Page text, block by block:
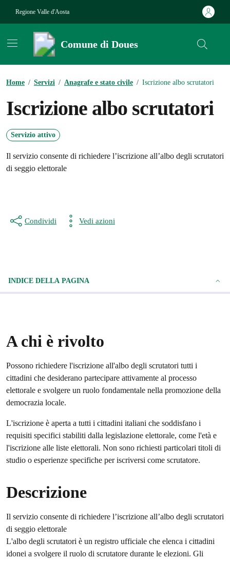
Regione Valle d'Aosta
Comune di Doues
Home / Servizi / Anagrafe e stato civile / Iscrizione albo scrutatori
Iscrizione albo scrutatori
Servizio attivo
Il servizio consente di richiedere l’iscrizione all’albo degli scrutatori
di seggio elettorale
Condividi Vedi azioni
INDICE DELLA PAGINA
A chi è rivolto
Possono richiedere l'iscrizione all'albo degli scrutatori tutti i
cittadini che desiderano partecipare attivamente al processo
elettorale e svolgere un ruolo fondamentale nella promozione della
democrazia locale.
L'iscrizione è aperta a tutti i cittadini italiani che soddisfano i
requisiti specifici stabiliti dalla legislazione elettorale, come l'età e
l'iscrizione alle liste elettorali. Non sono richiesti particolari titoli di
studio o esperienze specifiche per iscriversi come scrutatore.
Descrizione
Il servizio consente di richiedere l’iscrizione all’albo degli scrutatori
di seggio elettorale
L'albo degli scrutatori è un registro ufficiale che elenca i cittadini
idonei a svolgere il ruolo di scrutatore durante le elezioni. Gli